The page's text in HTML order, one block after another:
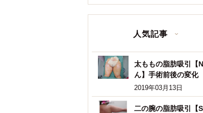
人気記事
太ももの脂肪吸引【
ん】手術前後の変化
2019年03月13日
二の腕の脂肪吸引【